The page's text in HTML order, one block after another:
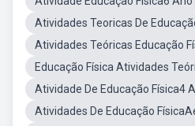
Atividades Teoricas De
Atividades Teóricas Educação
Educação Física Atividades
Atividade De Educação Física4
Atividades De Educação